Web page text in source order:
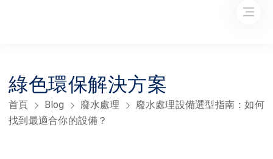
綠色環保解決方案
首頁 Blog 廢水處理
廢水處理設備選型指南：如何
找到最適合你的設備？